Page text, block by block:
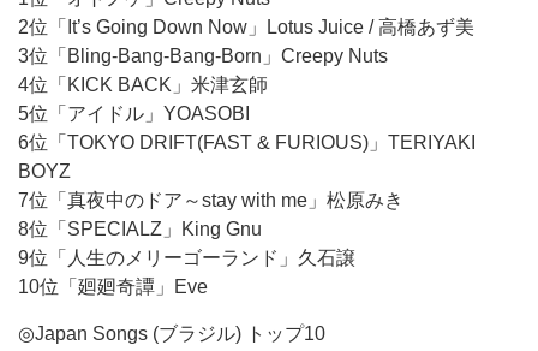
2位「It’s Going Down Now」Lotus Juice / 高橋あず美
3位「Bling-Bang-Bang-Born」Creepy Nuts
4位「KICK BACK」米津玄師
5位「アイドル」YOASOBI
6位「TOKYO DRIFT(FAST & FURIOUS)」TERIYAKI
BOYZ
7位「真夜中のドア～stay with me」松原みき
8位「SPECIALZ」King Gnu
9位「人生のメリーゴーランド」久石譲
10位「廻廻奇譚」Eve
◎Japan Songs (ブラジル) トップ10